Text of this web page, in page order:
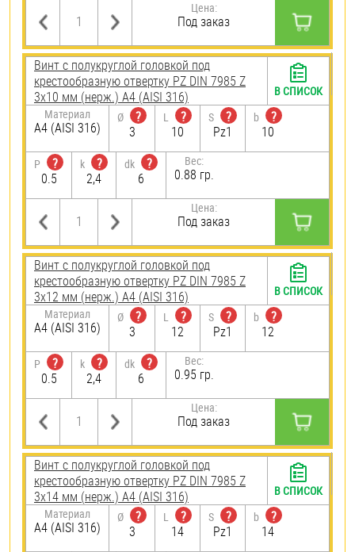
Цена:
Под заказ
Винт с полукруглой головкой под
крестообразную отвертку PZ DIN 7985 Z
3х10 мм (нерж.) A4 (AISI 316)
Материал
A4 (AISI 316)
Ø
?
3
L
?
10
S
?
Pz1
b
?
10
P
?
0.5
k
?
2,4
dk
?
6
Вес:
0.88 гр.
Цена:
Под заказ
В СПИСОК
Винт с полукруглой головкой под
крестообразную отвертку PZ DIN 7985 Z
3х12 мм (нерж.) A4 (AISI 316)
Материал
A4 (AISI 316)
Ø
?
3
L
?
12
S
?
Pz1
b
?
12
P
?
0.5
k
?
2,4
dk
?
6
Вес:
0.95 гр.
Цена:
Под заказ
В СПИСОК
Винт с полукруглой головкой под
крестообразную отвертку PZ DIN 7985 Z
3х14 мм (нерж.) A4 (AISI 316)
Материал
A4 (AISI 316)
Ø
?
3
L
?
14
S
?
Pz1
b
?
14
В СПИСОК